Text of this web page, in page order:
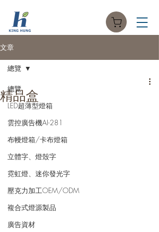
文章
總覽
LED超薄型燈箱
雲控廣告機AI-281
布幔燈箱/卡布燈箱
立體字、燈殼字
霓虹燈、迷你發光字
壓克力加工OEM/ODM
複合式燈源製品
廣告資材
總覽
精品盒